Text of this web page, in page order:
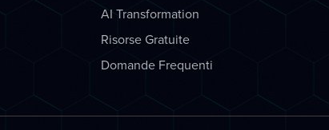
AI Transformation
Risorse Gratuite
Domande Frequenti